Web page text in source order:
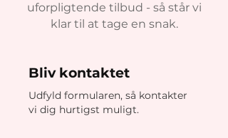
uforpligtende tilbud - så står vi
klar til at tage en snak.
Bliv kontaktet
Udfyld formularen, så kontakter
vi dig hurtigst muligt.